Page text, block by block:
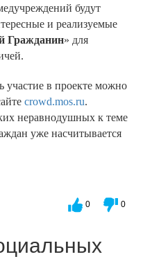
будут
и реализуемые
Гражданин» для
участие в проекте можно
crowd.mos.ru.
неравнодушных к теме
уже насчитывается
0 0